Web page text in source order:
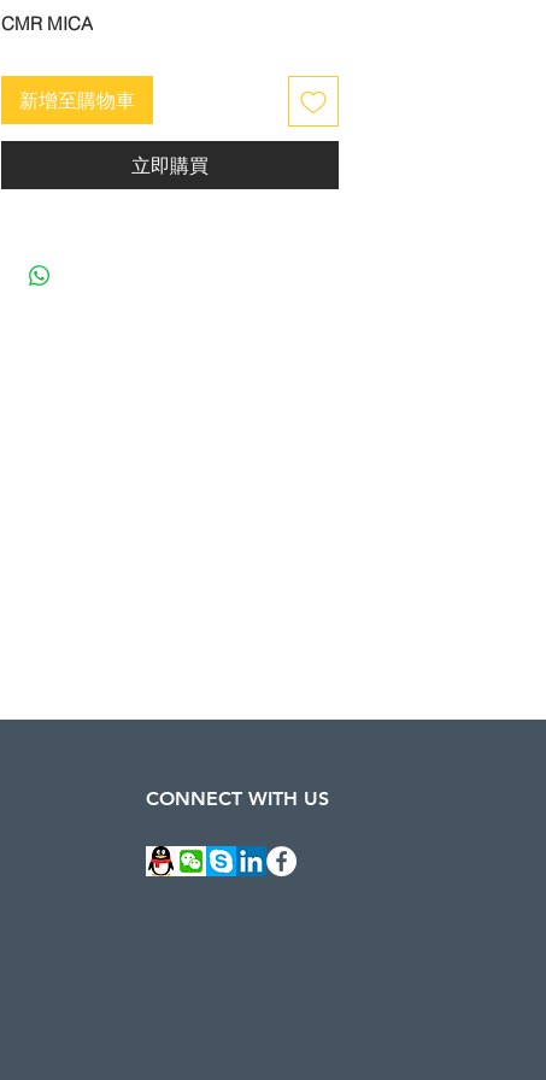
CMR MICA
新增至購物車
立即購買
CONNECT WITH US